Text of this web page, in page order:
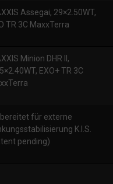
Assegai, 29×2.50WT,
TR 3C MaxxTerra
Minion DHR II,
EXO+ TR 3C
für externe
K.I.S.
pending)